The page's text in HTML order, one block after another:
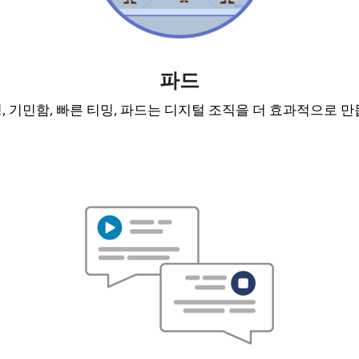
파드
기민함, 빠른 티밍, 파드는 디지털 조직을 더 효과적으로 만